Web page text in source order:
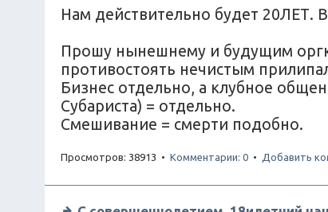
Нам действительно будет 20ЛЕТ.
Прошу нынешнему и будущим
противостоять нечистым
Бизнес отдельно, а клубное
Субариста) = отдельно.
Смешивание = смерти подобно.
Просмотров: 38913 • Комментарии: 0 • Добавить